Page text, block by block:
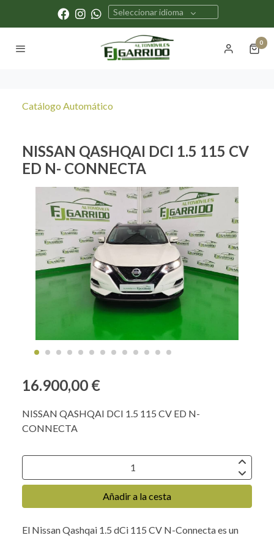
Seleccionar idioma
0
Catálogo Automático
NISSAN QASHQAI DCI 1.5 115 CV
ED N- CONNECTA
16.900,00 €
NISSAN QASHQAI DCI 1.5 115 CV ED N-
CONNECTA
Añadir a la cesta
El Nissan Qashqai 1.5 dCi 115 CV N-Connecta es un